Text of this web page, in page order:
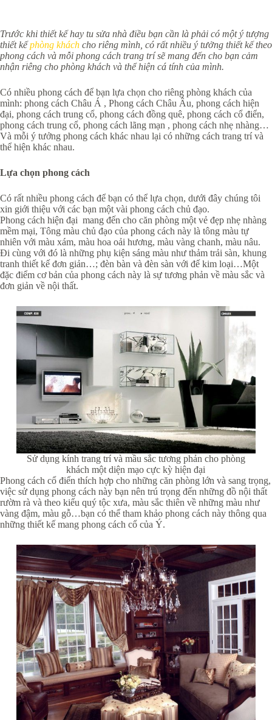
Trước khi thiết kế hay tu sửa nhà điều bạn cần là phải có một ý tượng
thiết kếphòng khách cho riêng mình, có rất nhiều ý tưởng thiết kế theo
phong cách và mỗi phong cách trang trí sẽ mang đến cho bạn cảm
nhận riêng cho phòng khách và thể hiện cá tính của mình.
Có nhiều phong cách để bạn lựa chọn cho riêng phòng khách của
mình: phong cách Châu Á , Phong cách Châu Âu, phong cách hiện
đại, phong cách trung cổ, phong cách đồng quê, phong cách cổ điển,
phong cách trung cổ, phong cách lãng mạn , phong cách nhẹ nhàng…
Và mỗi ý tưởng phong cách khác nhau lại có những cách trang trí và
thể hiện khác nhau.
Lựa chọn phong cách
Có rất nhiều phong cách để bạn có thể lựa chọn, dưới đây chúng tôi
xin giới thiệu với các bạn một vài phong cách chủ đạo.
Phong cách hiện đại mang đến cho căn phòng một vẻ đẹp nhẹ nhàng
mềm mại, Tông màu chủ đạo của phong cách này là tông màu tự
nhiên với màu xám, màu hoa oải hương, màu vàng chanh, màu nâu.
Đi cùng với đó là những phụ kiện sáng màu như thảm trải sàn, khung
tranh thiết kế đơn giản…; đèn bàn và đèn sàn với đế kim loại…Một
đặc điểm cơ bản của phong cách này là sự tương phản về màu sắc và
đơn giản về nội thất.
Sử dụng kính trang trí và mầu sắc tương phản cho phòng
khách một diện mạo cực kỳ hiện đại
Phong cách cổ điển thích hợp cho những căn phòng lớn và sang trọng,
việc sử dụng phong cách này bạn nên trú trọng đến những đồ nội thất
rườm rà và theo kiểu quý tộc xưa, màu sắc thiên về những màu như
vàng đậm, màu gỗ…bạn có thể tham khảo phong cách này thông qua
những thiết kế mang phong cách cổ của Ý.